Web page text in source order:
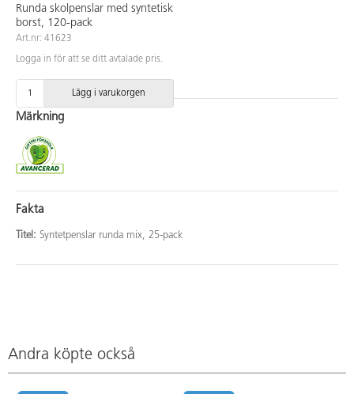
Runda skolpenslar med syntetisk
borst, 120-pack
Art.nr: 41623
Logga in för att se ditt avtalade pris.
Lägg i varukorgen
Märkning
Fakta
Titel: Syntetpenslar runda mix, 25-pack
Andra köpte också